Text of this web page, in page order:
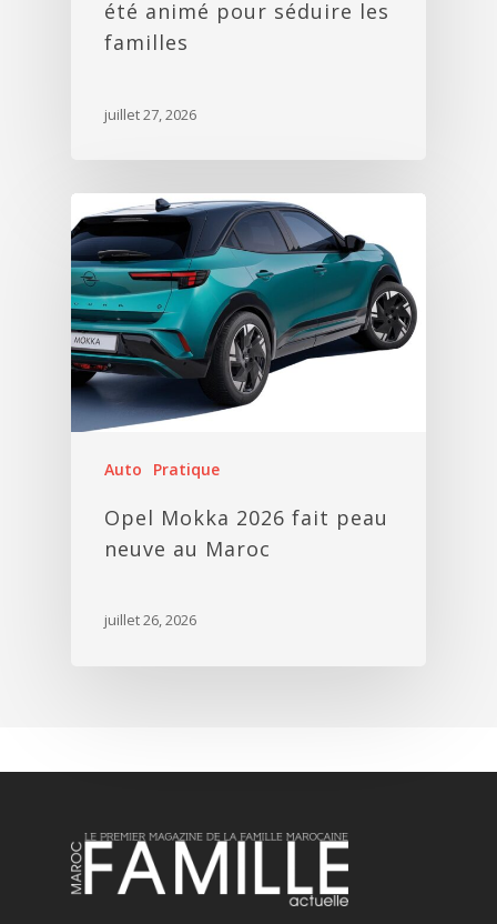
été animé pour séduire les
familles
juillet 27, 2026
Auto Pratique
Opel Mokka 2026 fait peau
neuve au Maroc
juillet 26, 2026